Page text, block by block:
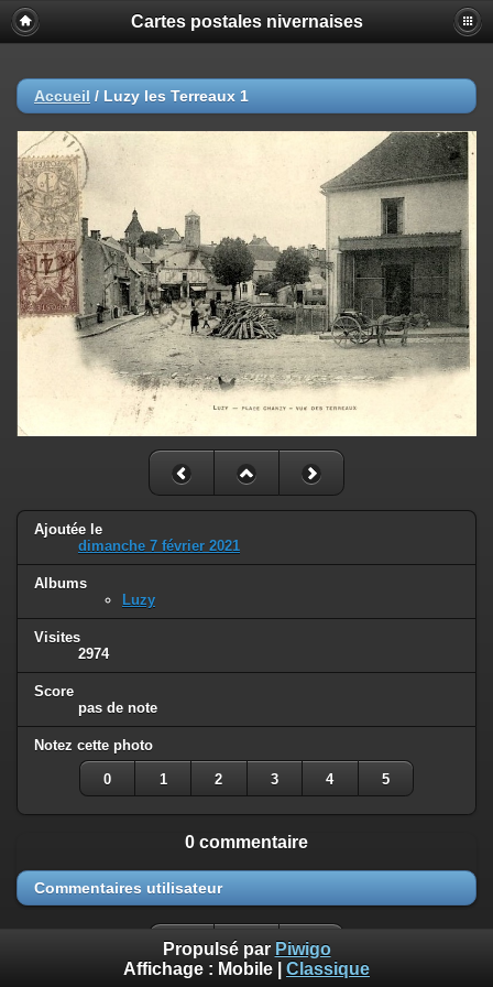
Cartes postales nivernaises
Accueil / Luzy les Terreaux 1
Ajoutée le
dimanche 7 février 2021
Albums
Luzy
Visites
2974
Score
pas de note
Notez cette photo
0 1 2 3 4 5
0 commentaire
Commentaires utilisateur
Propulsé par Piwigo
Affichage : Mobile Classique